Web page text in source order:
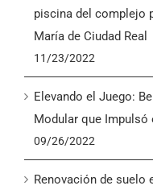
piscina del complejo
María de Ciudad Real
11/23/2022
Elevando el Juego:
Modular que Impulsó
09/26/2022
Renovación de suelo